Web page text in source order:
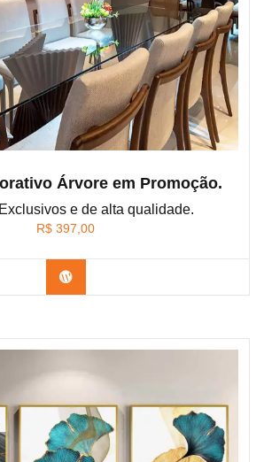
Árvore em Promoção.
e de alta qualidade.
R$ 397,00
Confira os modelos